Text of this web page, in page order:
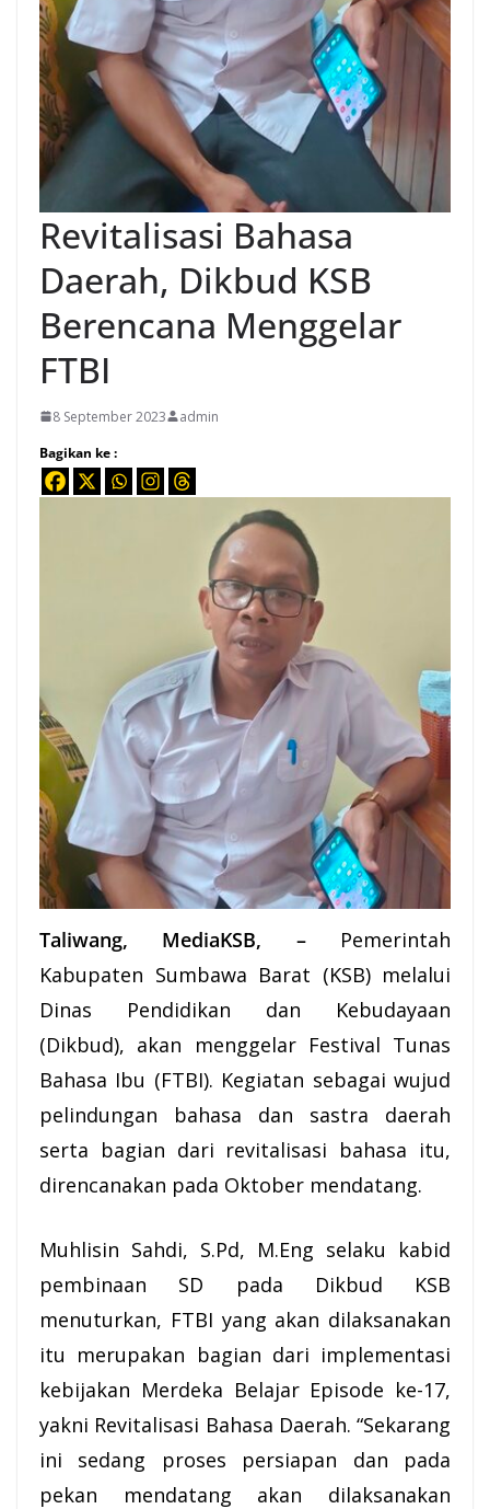
Revitalisasi Bahasa
Daerah, Dikbud KSB
Berencana Menggelar
FTBI
8 September 2023
admin
Bagikan ke :
Taliwang, MediaKSB, – Pemerintah
Kabupaten Sumbawa Barat (KSB) melalui
Dinas Pendidikan dan Kebudayaan
(Dikbud), akan menggelar Festival Tunas
Bahasa Ibu (FTBI). Kegiatan sebagai wujud
pelindungan bahasa dan sastra daerah
serta bagian dari revitalisasi bahasa itu,
direncanakan pada Oktober mendatang.
Muhlisin Sahdi, S.Pd, M.Eng selaku kabid
pembinaan SD pada Dikbud KSB
menuturkan, FTBI yang akan dilaksanakan
itu merupakan bagian dari implementasi
kebijakan Merdeka Belajar Episode ke-17,
yakni Revitalisasi Bahasa Daerah. “Sekarang
ini sedang proses persiapan dan pada
pekan mendatang akan dilaksanakan